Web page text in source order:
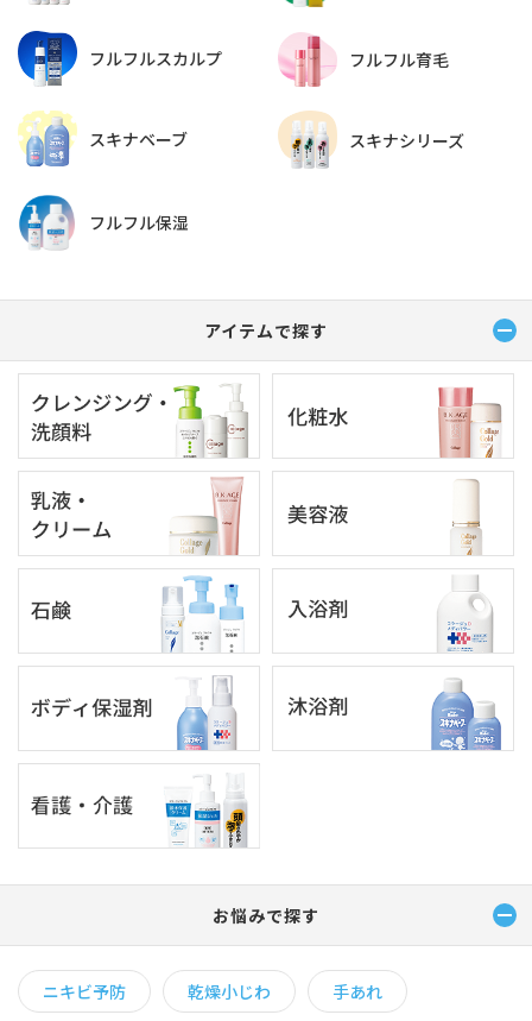
フルフルスカルプ フルフル育毛
スキナベーブ スキナシリーズ
フルフル保湿
アイテムで探す
お悩みで探す
ニキビ予防 乾燥小じわ 手あれ